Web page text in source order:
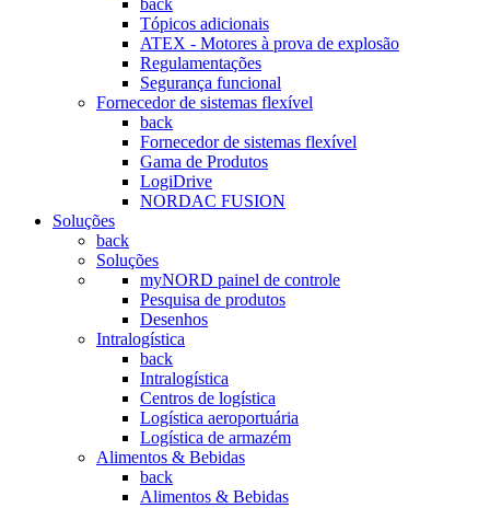
back
Tópicos adicionais
ATEX - Motores à prova de explosão
Regulamentações
Segurança funcional
Fornecedor de sistemas flexível
back
Fornecedor de sistemas flexível
Gama de Produtos
LogiDrive
NORDAC FUSION
Soluções
back
Soluções
myNORD painel de controle
Pesquisa de produtos
Desenhos
Intralogística
back
Intralogística
Centros de logística
Logística aeroportuária
Logística de armazém
Alimentos & Bebidas
back
Alimentos & Bebidas